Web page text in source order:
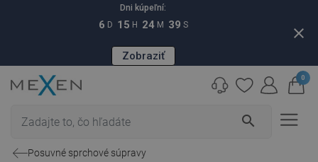
Dni kúpeľní:
6 D 15 H 24 M 38 S
Zobraziť
close
search
0
Posuvné sprchové súpravy